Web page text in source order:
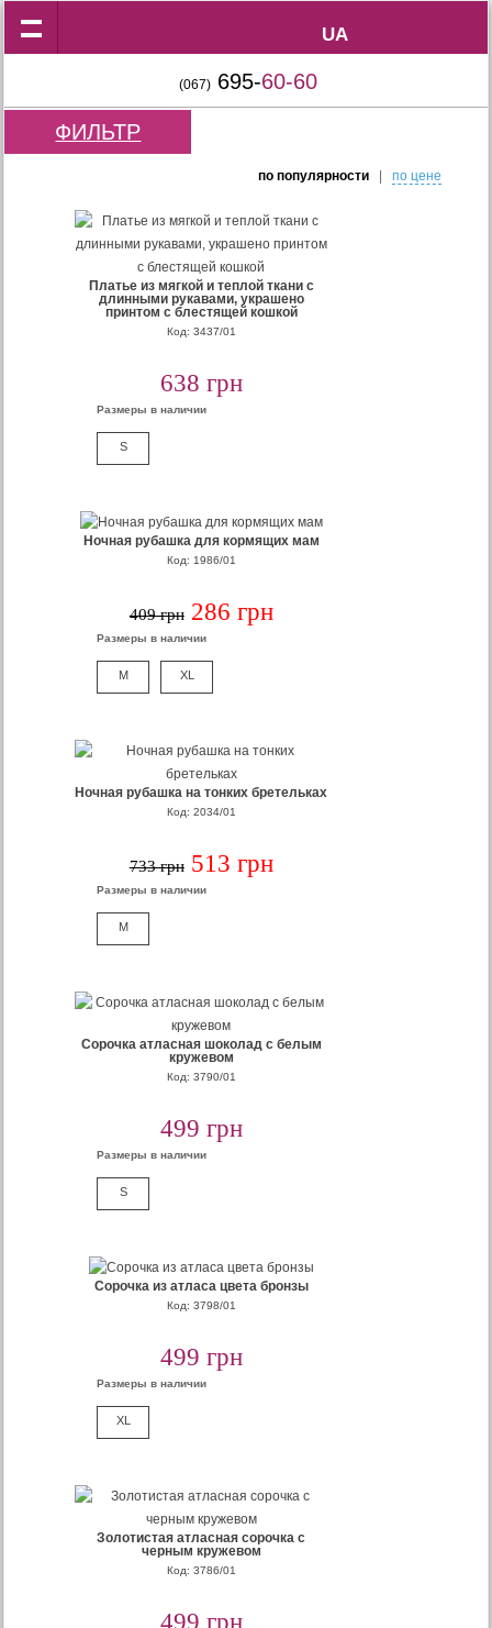
UA
UA
(067) 695-60-60
ФИЛЬТР
по популярности| по цене
Платье из мягкой и теплой ткани с
длинными рукавами, украшено
принтом с блестящей кошкой
Код: 3437/01
638 грн
Размеры в наличии
S
Ночная рубашка для кормящих мам
Код: 1986/01
409 грн 286 грн
Размеры в наличии
M XL
Ночная рубашка на тонких бретельках
Код: 2034/01
733 грн 513 грн
Размеры в наличии
M
Сорочка атласная шоколад с белым
кружевом
Код: 3790/01
499 грн
Размеры в наличии
S
Сорочка из атласа цвета бронзы
Код: 3798/01
499 грн
Размеры в наличии
XL
Золотистая атласная сорочка с
черным кружевом
Код: 3786/01
499 грн